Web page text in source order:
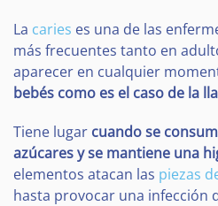
La caries es una de las
más frecuentes tanto en
aparecer en cualquier
bebés como es el caso de la
Tiene lugar cuando se
azúcares y se mantiene una
elementos atacan las piezas
hasta provocar una infección